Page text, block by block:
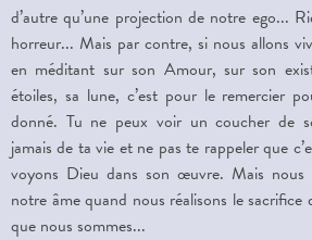
d’autre qu’une projection de notre ego...
horreur... Mais par contre, si nous allons
en méditant sur son Amour, sur son
étoiles, sa lune, c’est pour le remercier
donné. Tu ne peux voir un coucher de
jamais de ta vie et ne pas te rappeler que
voyons Dieu dans son œuvre. Mais nous
notre âme quand nous réalisons le sacrifice
que nous sommes...